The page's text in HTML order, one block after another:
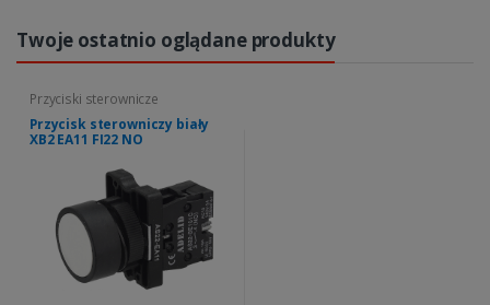
Twoje ostatnio oglądane produkty
Przyciski sterownicze
Przycisk sterowniczy biały
XB2 EA11 FI22 NO